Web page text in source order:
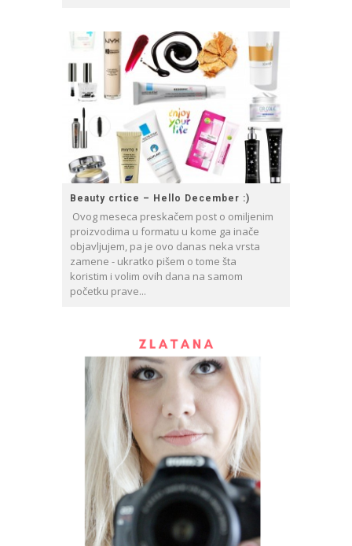
Beauty crtice – Hello December :)
Ovog meseca preskačem post o omiljenim
proizvodima u formatu u kome ga inače
objavljujem, pa je ovo danas neka vrsta
zamene - ukratko pišem o tome šta
koristim i volim ovih dana na samom
početku prave...